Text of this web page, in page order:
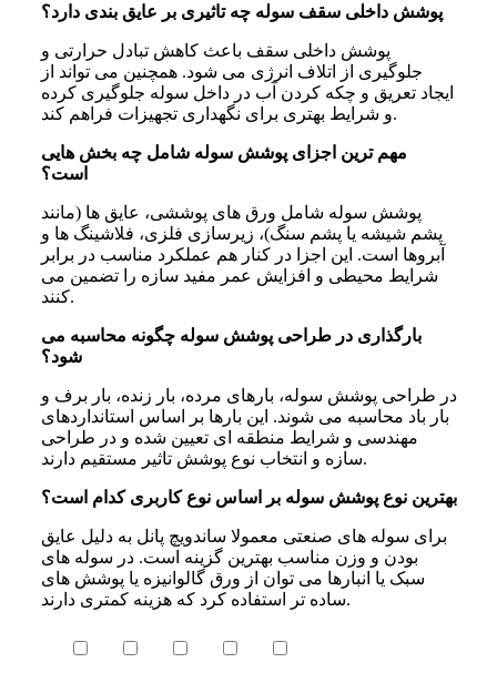
پوشش داخلی سقف سوله چه تاثیری بر عایق بندی دارد؟
پوشش داخلی سقف باعث کاهش تبادل حرارتی و
جلوگیری از اتلاف انرژی می شود. همچنین می تواند از
ایجاد تعریق و چکه کردن آب در داخل سوله جلوگیری کرده
و شرایط بهتری برای نگهداری تجهیزات فراهم کند.
مهم ترین اجزای پوشش سوله شامل چه بخش هایی
است؟
پوشش سوله شامل ورق های پوششی، عایق ها (مانند
پشم شیشه یا پشم سنگ)، زیرسازی فلزی، فلاشینگ ها و
آبروها است. این اجزا در کنار هم عملکرد مناسب در برابر
شرایط محیطی و افزایش عمر مفید سازه را تضمین می
کنند.
بارگذاری در طراحی پوشش سوله چگونه محاسبه می
شود؟
در طراحی پوشش سوله، بارهای مرده، بار زنده، بار برف و
بار باد محاسبه می شوند. این بارها بر اساس استانداردهای
مهندسی و شرایط منطقه ای تعیین شده و در طراحی
سازه و انتخاب نوع پوشش تاثیر مستقیم دارند.
بهترین نوع پوشش سوله بر اساس نوع کاربری کدام است؟
برای سوله های صنعتی معمولا ساندویچ پانل به دلیل عایق
بودن و وزن مناسب بهترین گزینه است. در سوله های
سبک یا انبارها می توان از ورق گالوانیزه یا پوشش های
ساده تر استفاده کرد که هزینه کمتری دارند.